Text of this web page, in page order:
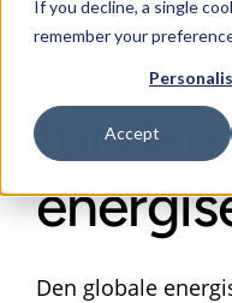
If you decline, a single
remember your
Accept
for den
Den globale